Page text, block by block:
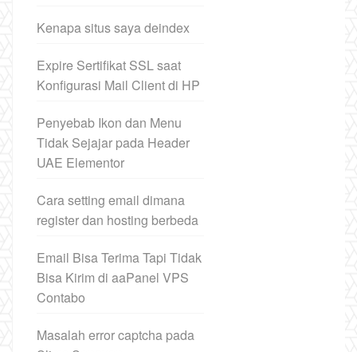
Kenapa situs saya deindex
Expire Sertifikat SSL saat
Konfigurasi Mail Client di HP
Penyebab Ikon dan Menu
Tidak Sejajar pada Header
UAE Elementor
Cara setting email dimana
register dan hosting berbeda
Email Bisa Terima Tapi Tidak
Bisa Kirim di aaPanel VPS
Contabo
Masalah error captcha pada